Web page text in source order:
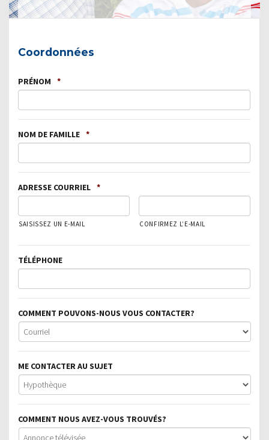
Coordonnées
PRÉNOM *
NOM DE FAMILLE *
ADRESSE COURRIEL *
SAISISSEZ UN E-MAIL CONFIRMEZ L’E-MAIL
TÉLÉPHONE
COMMENT POUVONS-NOUS VOUS CONTACTER?
ME CONTACTER AU SUJET
COMMENT NOUS AVEZ-VOUS TROUVÉS?